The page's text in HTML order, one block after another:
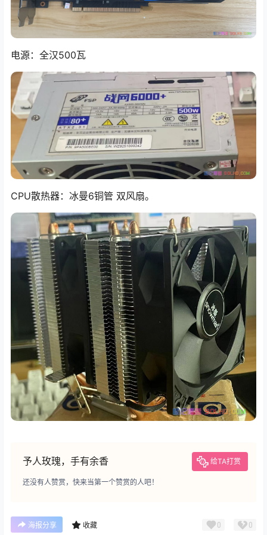
电源：全汉500瓦
CPU散热器：冰曼6铜管 双风扇。
予人玫瑰，手有余香 给TA打赏
还没有人赞赏，快来当第一个赞赏的人吧！
海报分享 收藏 0 0